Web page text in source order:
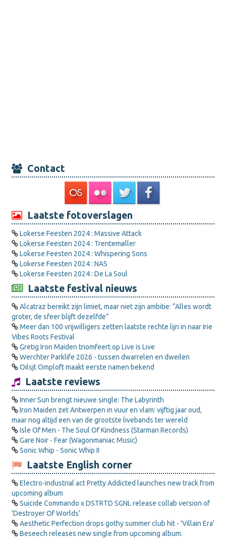
Contact
Laatste fotoverslagen
Lokerse Feesten 2024 : Massive Attack
Lokerse Feesten 2024 : Trentemøller
Lokerse Feesten 2024 : Whispering Sons
Lokerse Feesten 2024 : NAS
Lokerse Feesten 2024 : De La Soul
Laatste festival nieuws
Alcatraz bereikt zijn limiet, maar niet zijn ambitie: “Alles wordt
groter, de sfeer blijft dezelfde”
Meer dan 100 vrijwilligers zetten laatste rechte lijn in naar Irie
Vibes Roots Festival
Gretig Iron Maiden triomfeert op Live is Live
Werchter Parklife 2026 - tussen dwarrelen en dweilen
Oilsjt Omploft maakt eerste namen bekend
Laatste reviews
Inner Sun brengt nieuwe single: The Labyrinth
Iron Maiden zet Antwerpen in vuur en vlam: vijftig jaar oud,
maar nog altijd een van de grootste livebands ter wereld
Isle Of Men - The Soul Of Kindness (Starman Records)
Gare Noir - Fear (Wagonmaniac Music)
Sonic Whip - Sonic Whip II
Laatste English corner
Electro-industrial act Pretty Addicted launches new track from
upcoming album
Suicide Commando x DSTRTD SGNL release collab version of
'Destroyer Of Worlds'
Aesthetic Perfection drops gothy summer club hit - 'Villain Era'
Beseech releases new single from upcoming album.